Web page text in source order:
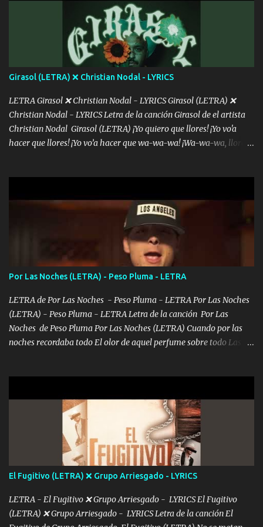
menos se prudente Hoy me sabe a mierda, traigo un Balvin en los
dientes Por falta de empatía le toca ser resiliente ¿Acaso eres
consciente de los followers que mueves? Parcerito, abre los ojos y
ve el poder que tienes Otro chiste malo son los nombres de tus
álbum's "José, vibras colores con la energía del diablo " ¿Si ...
Girasol (LETRA) ❌ Christian Nodal - LYRICS
LETRA Girasol ❌ Christian Nodal - LYRICS Girasol (LETRA) ❌
Christian Nodal - LYRICS Letra de la canción Girasol de el artista
Christian Nodal Girasol (LETRA) ¡Yo quiero que llores! ¡Yo vo'a
hacer que llores! ¡Yo vo’a hacer que wa-wa-wa! ¡Wa-wa-wa, llores!
intentas rimar Pobre payaso que usa a todo el mundo pa' conectar
con la gente Dices "Latino Gang" pero pisas a to'a tu gente Pa’ dar
mensajes, m'ijo, hay quе ser coherentеs Si tú no eres artista, al
menos se prudente Hoy me sabe a mierda, traigo un Balvin en los
dientes Por falta de empatía le toca ser resiliente ¿Acaso eres
consciente de los followers que mueves? Parcerito, abre los ojos y
ve el poder que tienes Otro chiste malo son los nombres de tus
álbum's "José, vibras colores con la energía del diablo " ¿Si ...
Por Las Noches (LETRA) - Peso Pluma - LETRA
LETRA de Por Las Noches - Peso Pluma - LETRA Por Las Noches
(LETRA) - Peso Pluma - LETRA Letra de la canción Por Las
Noches de Peso Pluma Por Las Noches (LETRA) Cuando por las
noches recordaba todo El olor de aquel perfume sobre todo Las
estár Pasarán... Solito me dejaras Intentar... Solo un beso y tú te vas
De mi vida... Cómo tú no hay nadie más No hay nadie
más Si te sientes sola no me llames porfa Me pongo sencible e
imagino tu sombra Clase azul es el tequila e interior la ropa Clip
cap la champagne el polvo es color rosa Me contacto un ángel eres
tú mi hermosa La que me alegra los días y sigo tomando Y
pensar... Que tú ya no vas a estar Pasarán... Solito me dejaras
Intentar... ...
El Fugitivo (LETRA) ❌ Grupo Arriesgado - LYRICS
LETRA - El Fugitivo ❌ Grupo Arriesgado - LYRICS El Fugitivo
(LETRA) ❌ Grupo Arriesgado - LYRICS Letra de la canción El